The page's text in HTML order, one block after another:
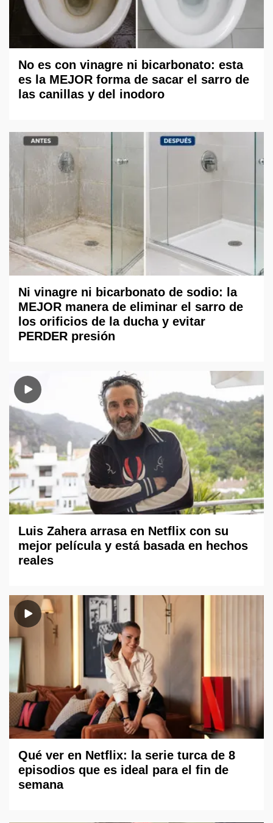
No es con vinagre ni bicarbonato: esta
es la MEJOR forma de sacar el sarro de
las canillas y del inodoro
Ni vinagre ni bicarbonato de sodio: la
MEJOR manera de eliminar el sarro de
los orificios de la ducha y evitar
PERDER presión
Luis Zahera arrasa en Netflix con su
mejor película y está basada en hechos
reales
Qué ver en Netflix: la serie turca de 8
episodios que es ideal para el fin de
semana